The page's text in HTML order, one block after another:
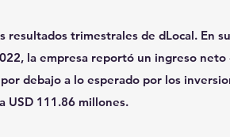
resultados trimestrales de dLocal. En
la empresa reportó un ingreso neto
debajo a lo esperado por los
USD 111.86 millones.